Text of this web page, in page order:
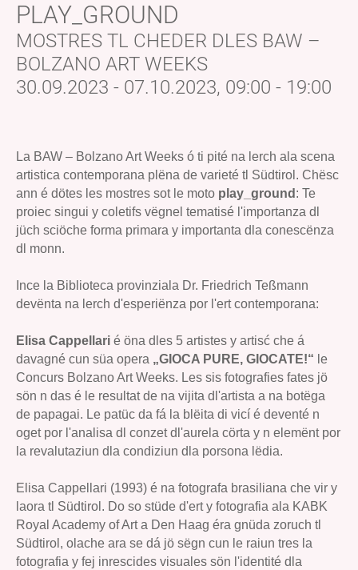
PLAY_GROUND
MOSTRES TL CHEDER DLES BAW –
BOLZANO ART WEEKS
30.09.2023 - 07.10.2023, 09:00 - 19:00
La BAW – Bolzano Art Weeks ó ti pité na lerch ala scena
artistica contemporana plëna de varieté tl Südtirol. Chësc
ann é dötes les mostres sot le moto play_ground : Te
proiec singui y coletifs vëgnel tematisé l'importanza dl
jüch sciöche forma primara y importanta dla conescënza
dl monn.
Ince la Biblioteca provinziala Dr. Friedrich Teßmann
devënta na lerch d'esperiënza por l'ert contemporana:
Elisa Cappellari é öna dles 5 artistes y artisć che á
davagné cun süa opera „GIOCA PURE, GIOCATE!“ le
Concurs Bolzano Art Weeks. Les sis fotografies fates jö
sön n das é le resultat de na vijita dl'artista a na botëga
de papagai. Le patüc da fá la blëita di vicí é deventé n
oget por l'analisa dl conzet dl'aurela cörta y n elemënt por
la revalutaziun dla condiziun dla porsona lëdia.
Elisa Cappellari (1993) é na fotografa brasiliana che vir y
laora tl Südtirol. Do so stüde d'ert y fotografia ala KABK
Royal Academy of Art a Den Haag éra gnüda zoruch tl
Südtirol, olache ara se dá jö sëgn cun le raiun tres la
fotografia y fej inrescides visuales sön l'identité dla